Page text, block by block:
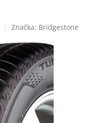
Značka: Bridgestone